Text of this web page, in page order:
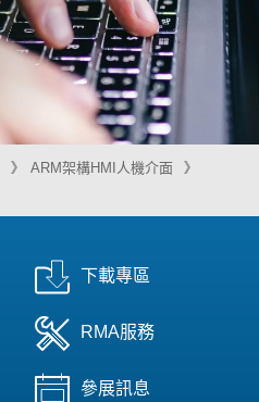
ARM架構HMI人機介面
下載專區
RMA服務
參展訊息